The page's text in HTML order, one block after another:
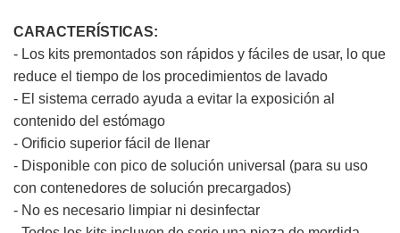
CARACTERÍSTICAS:
- Los kits premontados son rápidos y fáciles de usar, lo que
reduce el tiempo de los procedimientos de lavado
- El sistema cerrado ayuda a evitar la exposición al
contenido del estómago
- Orificio superior fácil de llenar
- Disponible con pico de solución universal (para su uso
con contenedores de solución precargados)
- No es necesario limpiar ni desinfectar